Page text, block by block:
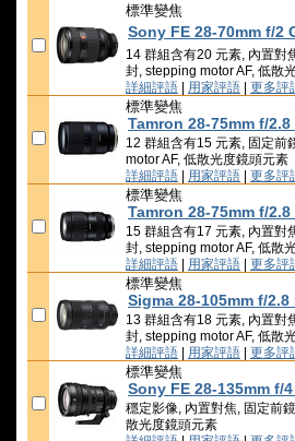
標準變焦
Sony FE 28-70mm f/2
14 群組含有20 元素, 內置對
封, stepping motor AF, 低散
詳細評語 用家評語 更多評
標準變焦
Tamron 28-75mm f/2.8
12 群組含有15 元素, 固定前
motor AF, 低散光度鏡頭元素
詳細評語 用家評語 更多評
標準變焦
Tamron 28-75mm f/2.8
15 群組含有17 元素, 內置對
封, stepping motor AF, 低散
詳細評語 用家評語 更多評
標準變焦
Sigma 28-105mm f/2.8
13 群組含有18 元素, 內置對
封, stepping motor AF, 低散
詳細評語 用家評語 更多評
標準變焦
Sony FE 28-135mm f/4
穩定影像, 內置對焦, 固定前
散光度鏡頭元素